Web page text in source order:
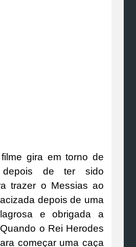
gira em torno de
de ter sido
trazer o Messias ao
depois de uma
e obrigada a
o Rei Herodes
começar uma caça